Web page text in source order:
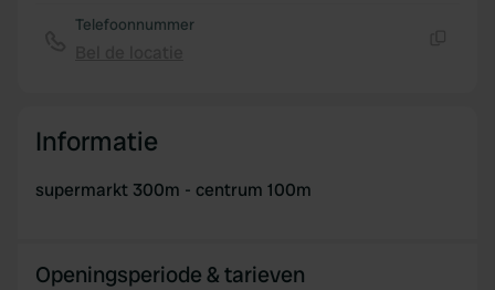
Telefoonnummer
Informatie
supermarkt 300m - centrum 100m
Openingsperiode & tarieven